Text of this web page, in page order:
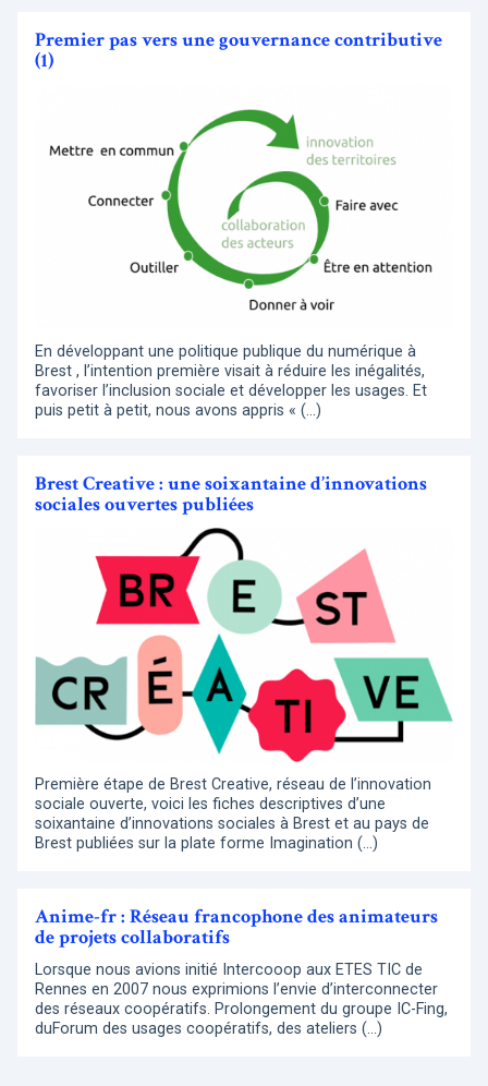
Premier pas vers une gouvernance contributive
(1)
En développant une politique publique du numérique à
Brest , l’intention première visait à réduire les inégalités,
favoriser l’inclusion sociale et développer les usages. Et
puis petit à petit, nous avons appris « (…)
Brest Creative : une soixantaine d’innovations
sociales ouvertes publiées
Première étape de Brest Creative, réseau de l’innovation
sociale ouverte, voici les fiches descriptives d’une
soixantaine d’innovations sociales à Brest et au pays de
Brest publiées sur la plate forme Imagination (…)
Anime-fr : Réseau francophone des animateurs
de projets collaboratifs
Lorsque nous avions initié Intercooop aux ETES TIC de
Rennes en 2007 nous exprimions l’envie d’interconnecter
des réseaux coopératifs. Prolongement du groupe IC-Fing,
duForum des usages coopératifs, des ateliers (…)